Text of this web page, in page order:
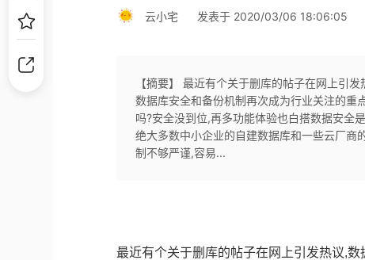
云小宅 发表于 2020/03/06 18:06:05
【摘要】 最近有个关于删库的帖子在网上引
数据库安全和备份机制再次成为行业关注的重
吗?安全没到位,再多功能体验也白搭数据安全
绝大多数中小企业的自建数据库和一些云厂商
制不够严谨,容易...
最近有个关于删库的帖子在网上引发热议,